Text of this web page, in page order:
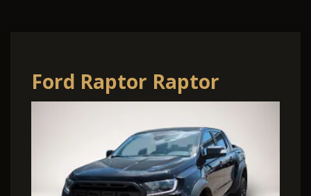
Ford Raptor Raptor
Doppelkabine 4x4
Bluetooth Navi LE